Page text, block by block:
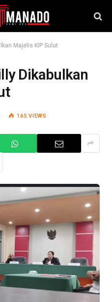
Majelis KIP Sulut
Dikabulkan
165VIEWS